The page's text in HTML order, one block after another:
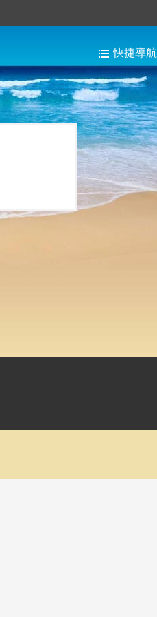
快捷導航